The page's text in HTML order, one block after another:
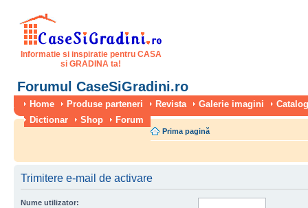
Informatie si inspiratie pentru CASA
si GRADINA ta!
Forumul CaseSiGradini.ro
Home Produse parteneri Revista Galerie imagini
Dictionar
Shop Forum
Prima pagină
Trimitere e-mail de activare
Nume utilizator: